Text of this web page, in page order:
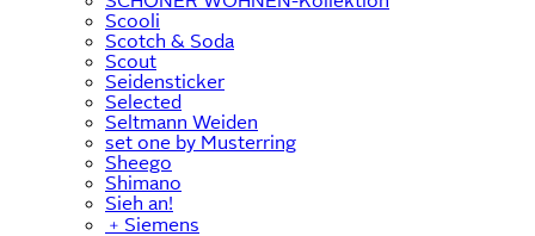
Scooli
Scotch & Soda
Scout
Seidensticker
Selected
Seltmann Weiden
set one by Musterring
Sheego
Shimano
Sieh an!
﹢ Siemens